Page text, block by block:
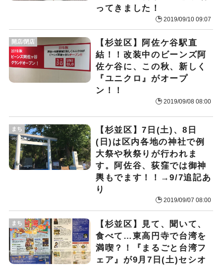
ってきました！
2019/09/10 09:07
【杉並区】阿佐ケ谷駅直
結！！改装中のビーンズ阿
佐ケ谷に、この秋、新しく
『ユニクロ』がオープ
ン！！
2019/09/08 08:00
開店/閉店
【杉並区】7日(土)、8日
(日)は区内各地の神社で例
大祭や秋祭りが行われま
す。阿佐谷、荻窪では御神
輿もでます！！→9/7追記あ
り
2019/09/07 08:00
まち
【杉並区】見て、聞いて、
食べて…東高円寺で台湾を
満喫？！『まるごと台湾フ
ェア』が9月7日(土)セシオ
まち